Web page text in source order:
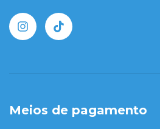
Meios de pagamento